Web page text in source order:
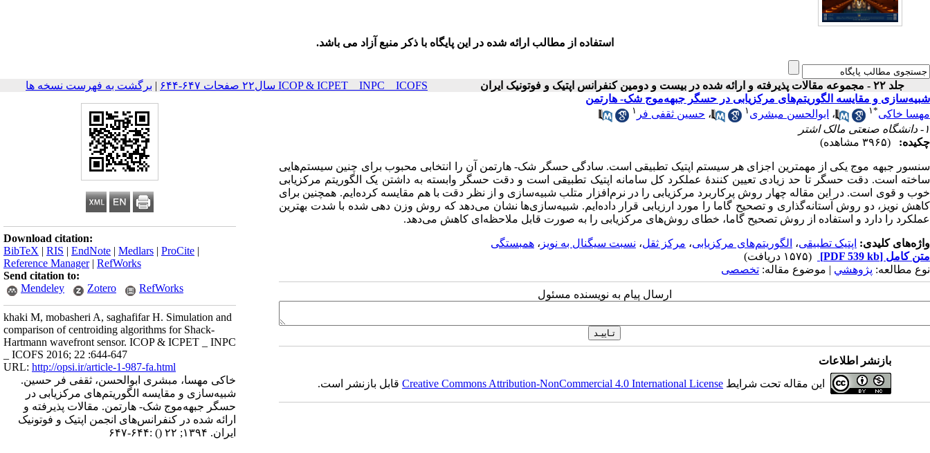
استفاده از مطالب ارائه شده در این پایگاه با ذکر منبع آزاد می باشد.
جلد ۲۲ - مجموعه مقالات پذیرفته و ارائه شده در بیست و دومین کنفرانس اپتیک و فوتونیک ایران ICOP & ICPET _ INPC _ ICOFS سال۲۲ صفحات ۶۴۷-۶۴۴ | برگشت به فهرست نسخه ها
Download citation:
BibTeX | RIS | EndNote | Medlars | ProCite |
Reference Manager| RefWorks
Send citation to:
Mendeley
Zotero RefWorks
khaki M, mobasheri A, saghafifar H. Simulation and
comparison of centroiding algorithms for Shack-
Hartmann wavefront sensor. ICOP & ICPET _ INPC
_ ICOFS 2016; 22 :644-647
URL: http://opsi.ir/article-1-987-fa.html
خاکی مهسا، مبشری ابوالحسن، ثقفی فر حسین.
شبیه‌سازی و مقایسه الگوریتم‌های مرکزیابی در
حسگر جبهه‌موج شک- هارتمن. مقالات پذیرفته و
ارائه شده در کنفرانس‌های انجمن اپتیک و فوتونیک
ایران. ۱۳۹۴; ۲۲
() :۶۴۴-۶۴۷
شبیه‌سازی و مقایسه الگوریتم‌های مرکزیابی در حسگر جبهه‌موج شک- هارتمن
مهسا خاکی*۱ ، ابوالحسن مبشری ۱ ، حسین ثقفی فر ۱
۱- دانشگاه صنعتی مالک اشتر
چکیده:
(۳۹۶۵ مشاهده)
سنسور جبهه موج یکی از مهمترین اجزای هر سیستم اپتیک تطبیقی است. سادگی حسگر شک- هارتمن آن را انتخابی محبوب برای چنین سیستم‌هایی
ساخته است. دقت حسگر تا حد زیادی تعیین کنندۀ عملکرد کل سامانه اپتیک تطبیقی است و دقت حسگر وابسته به داشتن یک الگوریتم مرکزیابی
خوب و قوی است. در این مقاله چهار روش پرکاربرد مرکزیابی را در نرم‌افزار متلب شبیه‌سازی و از نظر دقت با هم مقایسه کرده‌ایم. همچنین برای
کاهش نویز، دو روش آستانه‌گذاری و تصحیح گاما را مورد ارزیابی قرار داده‌ایم. شبیه‌سازی‌ها نشان می‌دهد که روش وزن دهی شده با شدت بهترین
عملکرد را دارد و استفاده از روش تصحیح گاما، خطای روش‌های مرکزیابی را به صورت قابل ملاحظه‌ای کاهش می‌دهد.
واژه‌های کلیدی: اپتیک تطبیقی، الگوریتم‌های مرکزیابی، مرکز ثقل، نسبت سیگنال به نویز ، همبستگی
متن کامل [PDF 539 kb]
(۱۵۷۵ دریافت)
نوع مطالعه: پژوهشي | موضوع مقاله: تخصصی
ارسال پیام به نویسنده مسئول
بازنشر اطلاعات
این مقاله تحت شرایط Creative Commons Attribution-NonCommercial 4.0 International Licenseقابل بازنشر است.